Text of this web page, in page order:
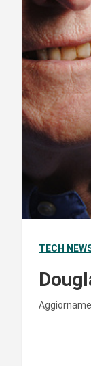
TECH